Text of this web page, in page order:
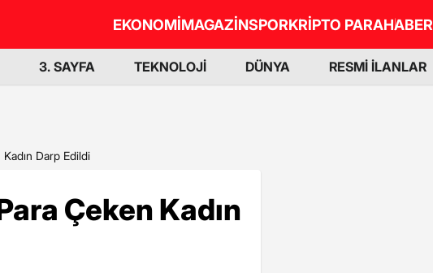
EKONOMİMAGAZİNSPORKRİPTO PARAHABER
3. SAYFA TEKNOLOJİ DÜNYA RESMİ İLANLAR
Darp Edildi
Çeken Kadın